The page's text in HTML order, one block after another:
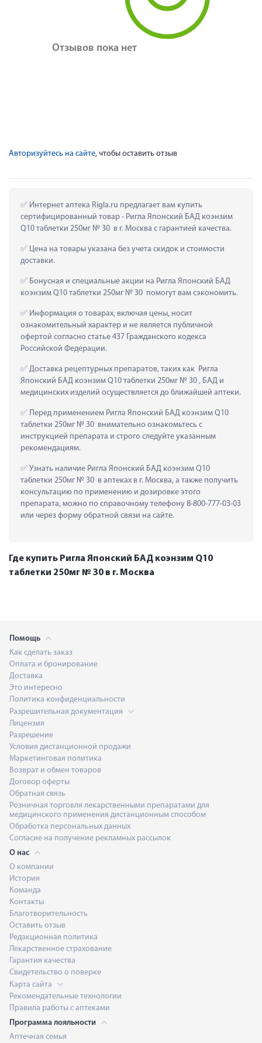
Отзывов пока нет
Авторизуйтесь на сайте, чтобы оставить отзыв
Интернет аптека Rigla.ru предлагает вам купить
сертифицированный товар - Ригла Японский БАД коэнзим
Q10 таблетки 250мг № 30  в г. Москва с гарантией качества.
Цена на товары указана без учета скидок и стоимости
доставки.
Бонусная и специальные акции на Ригла Японский БАД
коэнзим Q10 таблетки 250мг № 30  помогут вам сэкономить.
Информация о товарах, включая цены, носит
ознакомительный характер и не является публичной
офертой согласно статье 437 Гражданского кодекса
Российской Федерации.
Доставка рецептурных препаратов, таких как  Ригла
Японский БАД коэнзим Q10 таблетки 250мг № 30 , БАД и
медицинских изделий осуществляется до ближайшей аптеки.
Перед применением Ригла Японский БАД коэнзим Q10
таблетки 250мг № 30  внимательно ознакомьтесь с
инструкцией препарата и строго следуйте указанным
рекомендациям.
Узнать наличие Ригла Японский БАД коэнзим Q10
таблетки 250мг № 30  в аптеках в г. Москва, а также получить
консультацию по применению и дозировке этого
препарата, можно по справочному телефону 8-800-777-03-03
или через форму обратной связи на сайте.
Где купить Ригла Японский БАД коэнзим Q10
таблетки 250мг № 30 в г. Москва
Помощь
Как сделать заказ
Оплата и бронирование
Доставка
Это интересно
Политика конфиденциальности
Разрешительная документация
Лицензия
Разрешение
Условия дистанционной продажи
Маркетинговая политика
Возврат и обмен товаров
Договор оферты
Обратная связь
Розничная торговля лекарственными препаратами для
медицинского применения дистанционным способом
Обработка персональных данных
Согласие на получение рекламных рассылок
О нас
О компании
История
Команда
Контакты
Благотворительность
Оставить отзыв
Редакционная политика
Лекарственное страхование
Гарантия качества
Свидетельство о поверке
Карта сайта
Рекомендательные технологии
Правила работы с аптеками
Программа лояльности
Аптечная семья